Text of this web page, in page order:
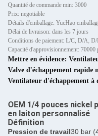
Quantité de commande min: 3000
Prix: negotiable
Détails d'emballage: YueHao
Délai de livraison: dans les 7 jours
Conditions de paiement: L/C, D/A,
Capacité d'approvisionnement: 70000
Mettre en évidence:
Valve d'échappement rapide
Ventilateur d'échappement à
OEM 1/4 pouces nickel
en laiton personnalisé
Définition
Pression de travail30 bar (